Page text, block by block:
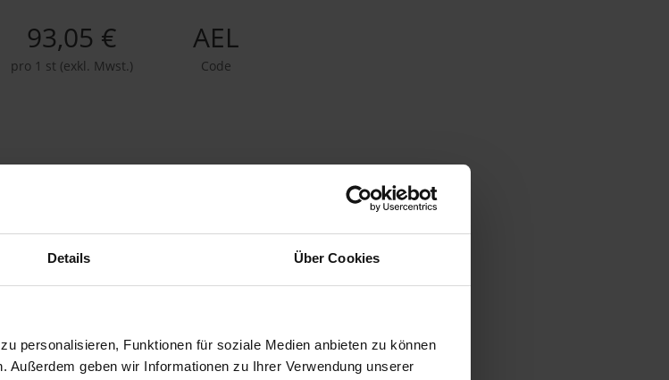
Details Über Cookies
personalisieren, Funktionen für soziale Medien anbieten zu können
Außerdem geben wir Informationen zu Ihrer Verwendung unserer
93,05 €
pro 1 st (exkl. Mwst.)
AEL
Code
SONSTIGES